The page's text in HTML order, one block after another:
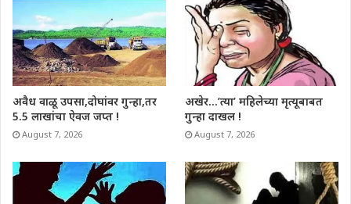
अवैध वाळू उपसा,दोघांवर गुन्हा,तर
5.5 लाखांचा ऐवज जप्त !
August 7, 2026
अखेर…’त्या’ महिलेच्या मृत्यूबाबत
गुन्हा दाखल !
August 7, 2026